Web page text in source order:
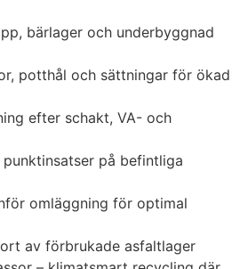
bärlager och underbyggnad
potthål och sättningar för ökad
efter schakt, VA- och
på befintliga
omläggning för optimal
av förbrukade asfaltlager